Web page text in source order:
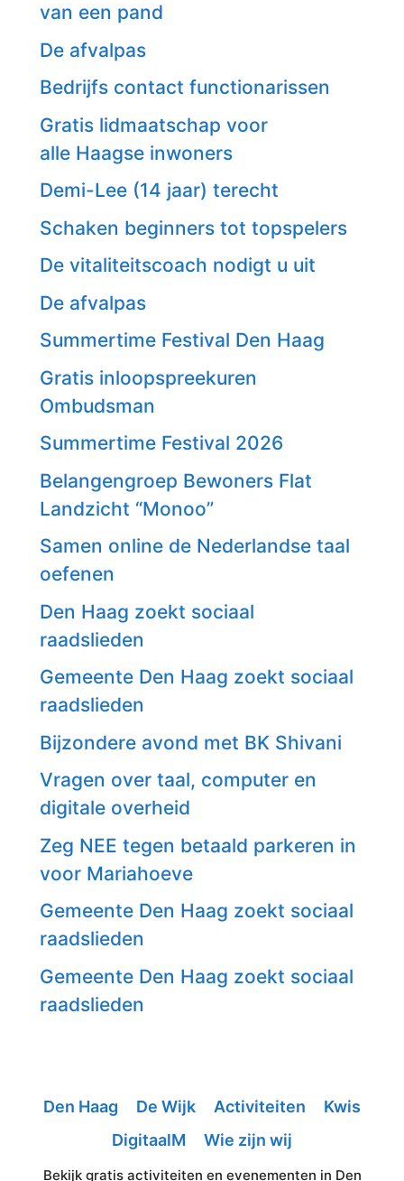
van een pand
De afvalpas
Bedrijfs contact functionarissen
Gratis lidmaatschap voor
alle Haagse inwoners
Demi-Lee (14 jaar) terecht
Schaken beginners tot topspelers
De vitaliteitscoach nodigt u uit
De afvalpas
Summertime Festival Den Haag
Gratis inloopspreekuren
Ombudsman
Summertime Festival 2026
Belangengroep Bewoners Flat
Landzicht “Monoo”
Samen online de Nederlandse taal
oefenen
Den Haag zoekt sociaal
raadslieden
Gemeente Den Haag zoekt sociaal
raadslieden
Bijzondere avond met BK Shivani
Vragen over taal, computer en
digitale overheid
Zeg NEE tegen betaald parkeren in
voor Mariahoeve
Gemeente Den Haag zoekt sociaal
raadslieden
Gemeente Den Haag zoekt sociaal
raadslieden
Den Haag De Wijk Activiteiten
Kwis
DigitaalM
Wie zijn wij
Bekijk gratis activiteiten en evenementen in Den